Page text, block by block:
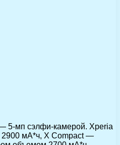
5-мп сэлфи-камерой. Xperia
2900 мА*ч, X Compact —